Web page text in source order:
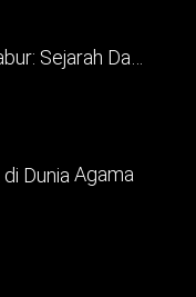
Sejarah Da…
Agama